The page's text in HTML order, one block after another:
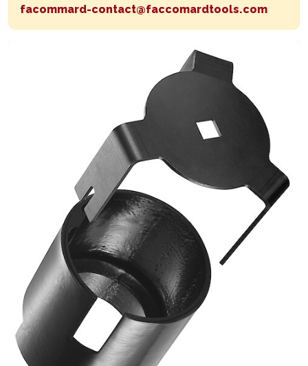
facommard-contact@faccomardtools.com